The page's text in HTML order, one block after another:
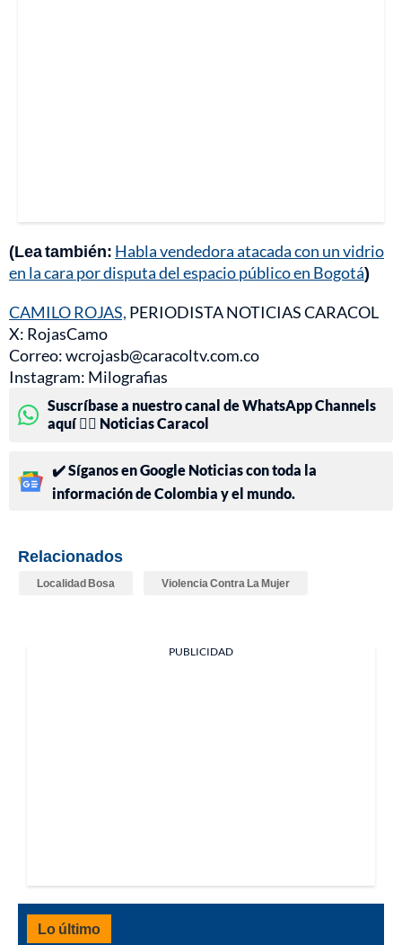
(Lea también: Habla vendedora atacada con un vidrio
en la cara por disputa del espacio público en Bogotá)
CAMILO ROJAS, PERIODISTA NOTICIAS CARACOL
X: RojasCamo
Correo: wcrojasb@caracoltv.com.co
Instagram: Milografias
Suscríbase a nuestro canal de WhatsApp Channels
aquí 👉🏻 Noticias Caracol
✔️ Síganos en Google Noticias con toda la
información de Colombia y el mundo.
Relacionados
Localidad Bosa Violencia Contra La Mujer
PUBLICIDAD
Lo último